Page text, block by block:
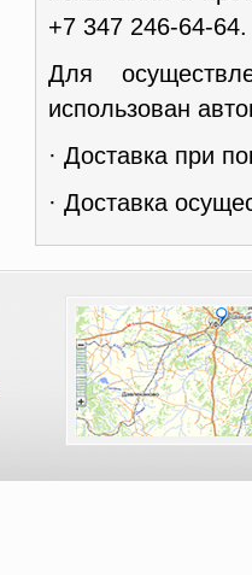
+7 347 246-64-64.
Для
использован
· Доставка при
· Доставка